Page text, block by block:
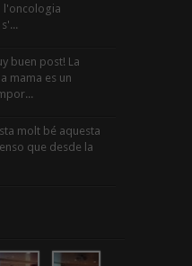
l'oncologia
buen post! La
mama es un
molt bé aquesta
que desde la